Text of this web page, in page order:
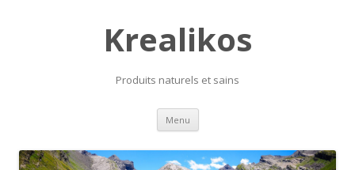
Krealikos
Produits naturels et sains
Menu Skip
content